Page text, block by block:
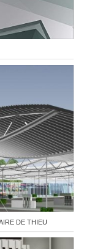
DE THIEU